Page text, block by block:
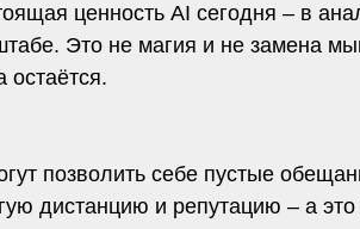
ценность AI сегодня – в
Это не магия и не замена
остаётся.
позволить себе пустые
дистанцию и репутацию – а это